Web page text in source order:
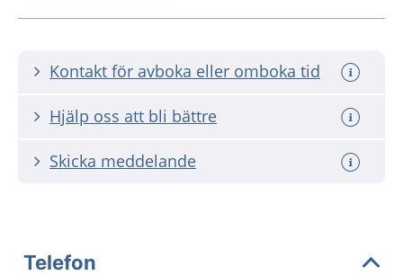
Kontakt för avboka eller omboka tid
Hjälp oss att bli bättre
Skicka meddelande
Telefon